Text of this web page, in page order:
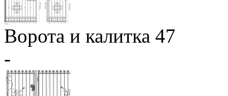
Ворота и калитка 47
-